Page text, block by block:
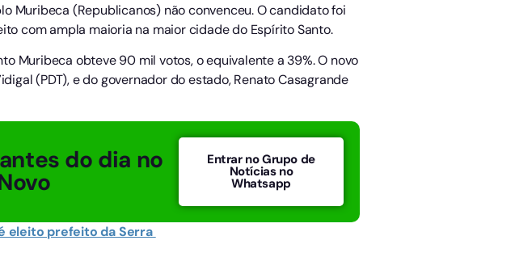
Muribeca (Republicanos) não convenceu. O candidato foi
com ampla maioria na maior cidade do Espírito Santo.
Muribeca obteve 90 mil votos, o equivalente a 39%. O novo
(PDT), e do governador do estado, Renato Casagrande
do dia no Entrar no Grupo de
Notícias no
Whatsapp
eleito prefeito da Serra